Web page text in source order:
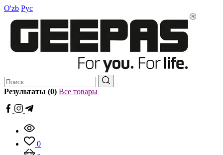
O'zb Рус
Результаты (0) Все товары
0